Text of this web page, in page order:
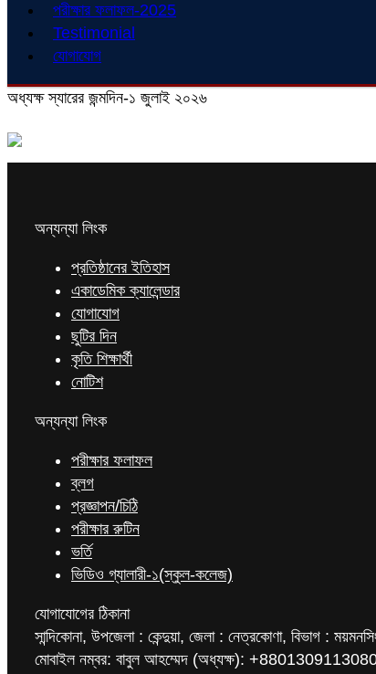
পরীক্ষার ফলাফল-2025
Testimonial
যোগাযোগ
অধ্যক্ষ স্যারের জন্মদিন-১ জুলাই ২০২৬
অন্যন্যা লিংক
প্রতিষ্ঠানের ইতিহাস
একাডেমিক ক্যালেন্ডার
যোগাযোগ
ছুটির দিন
কৃতি শিক্ষার্থী
নোটিশ
অন্যন্যা লিংক
পরীক্ষার ফলাফল
ব্লগ
প্রজ্ঞাপন/চিঠি
পরীক্ষার রুটিন
ভর্তি
ভিডিও গ্যালারী-১(স্কুল-কলেজ)
যোগাযোগের ঠিকানা
সান্দিকোনা, উপজেলা : কেন্দুয়া, জেলা : নেত্রকোণা, বিভাগ :
মোবাইল নম্বর: বাবুল আহম্মেদ (অধ্যক্ষ):